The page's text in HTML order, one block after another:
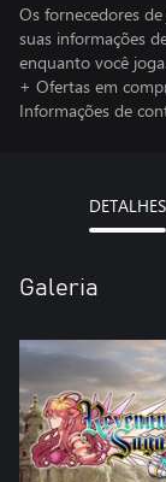
Os fornecedores
suas informações
enquanto você joga.
+ Ofertas em
Informações de
DETALHES
Galeria